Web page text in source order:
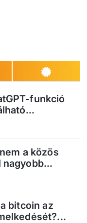
funkció
a közös
nagyobb...
bitcoin az